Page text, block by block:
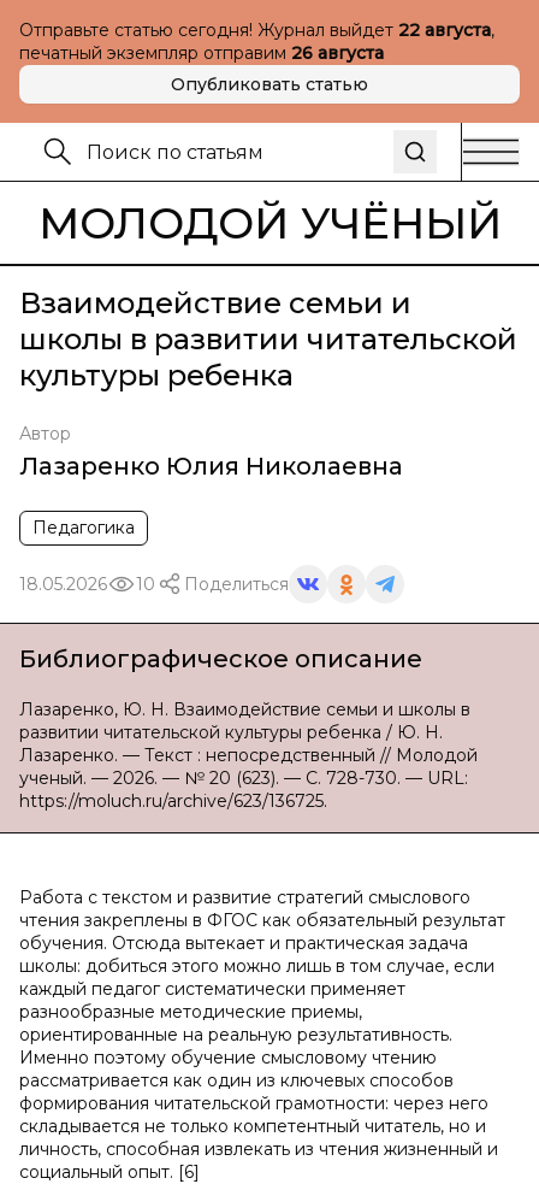
Отправьте статью сегодня! Журнал выйдет 22 августа,
печатный экземпляр отправим 26 августа
Опубликовать статью
МОЛОДОЙ УЧЁНЫЙ
Взаимодействие семьи и
школы в развитии читательской
культуры ребенка
Автор
Лазаренко Юлия Николаевна
Педагогика
18.05.2026 10 Поделиться
Библиографическое описание
Лазаренко, Ю. Н. Взаимодействие семьи и школы в
развитии читательской культуры ребенка / Ю. Н.
Лазаренко. — Текст : непосредственный // Молодой
ученый. — 2026. — № 20 (623). — С. 728-730. — URL:
https://moluch.ru/archive/623/136725.
Работа с текстом и развитие стратегий смыслового
чтения закреплены в ФГОС как обязательный результат
обучения. Отсюда вытекает и практическая задача
школы: добиться этого можно лишь в том случае, если
каждый педагог систематически применяет
разнообразные методические приемы,
ориентированные на реальную результативность.
Именно поэтому обучение смысловому чтению
рассматривается как один из ключевых способов
формирования читательской грамотности: через него
складывается не только компетентный читатель, но и
личность, способная извлекать из чтения жизненный и
социальный опыт. [6]